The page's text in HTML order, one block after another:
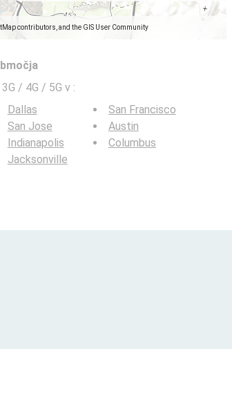
contributors, and the GIS User Community
/ 4G / 5G v :
Dallas
San Jose
Indianapolis
Jacksonville
San Francisco
Austin
Columbus